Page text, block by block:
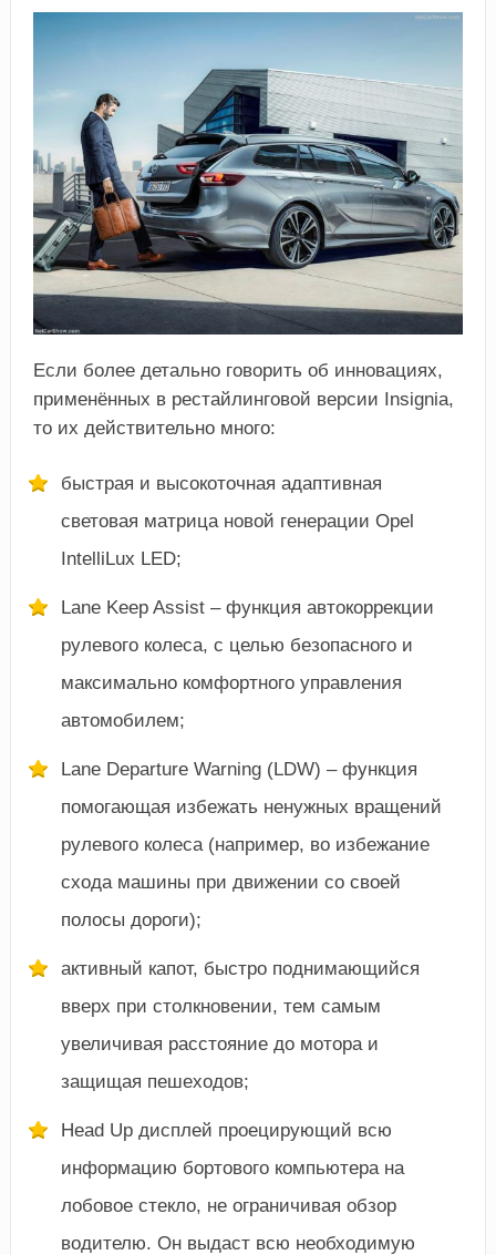
Если более детально говорить об инновациях,
применённых в рестайлинговой версии Insignia,
то их действительно много:
быстрая и высокоточная адаптивная
световая матрица новой генерации Opel
IntelliLux LED;
Lane Keep Assist – функция автокоррекции
рулевого колеса, с целью безопасного и
максимально комфортного управления
автомобилем;
Lane Departure Warning (LDW) – функция
помогающая избежать ненужных вращений
рулевого колеса (например, во избежание
схода машины при движении со своей
полосы дороги);
активный капот, быстро поднимающийся
вверх при столкновении, тем самым
увеличивая расстояние до мотора и
защищая пешеходов;
Head Up дисплей проецирующий всю
информацию бортового компьютера на
лобовое стекло, не ограничивая обзор
водителю. Он выдаст всю необходимую